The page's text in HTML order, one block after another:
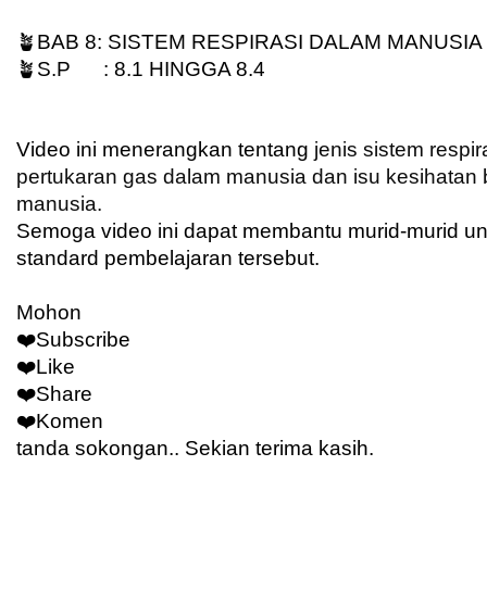
🪴BAB 8: SISTEM RESPIRASI DALAM
🪴S.P
: 8.1 HINGGA 8.4
Video ini menerangkan tentang jenis sistem
pertukaran gas dalam manusia dan isu
manusia.
Semoga video ini dapat membantu murid-murid
standard pembelajaran tersebut.
Mohon
❤️Subscribe
❤️Like
❤️Share
❤️Komen
tanda sokongan.. Sekian terima kasih.